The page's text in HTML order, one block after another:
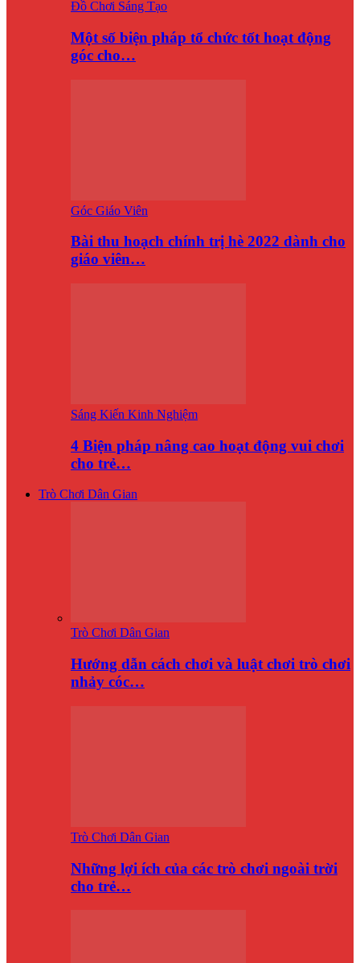
Đồ Chơi Sáng Tạo
Một số biện pháp tổ chức tốt hoạt động
góc cho…
Góc Giáo Viên
Bài thu hoạch chính trị hè 2022 dành cho
giáo viên…
Sáng Kiến Kinh Nghiệm
4 Biện pháp nâng cao hoạt động vui chơi
cho trẻ…
Trò Chơi Dân Gian
Trò Chơi Dân Gian
Hướng dẫn cách chơi và luật chơi trò chơi
nhảy cóc…
Trò Chơi Dân Gian
Những lợi ích của các trò chơi ngoài trời
cho trẻ…